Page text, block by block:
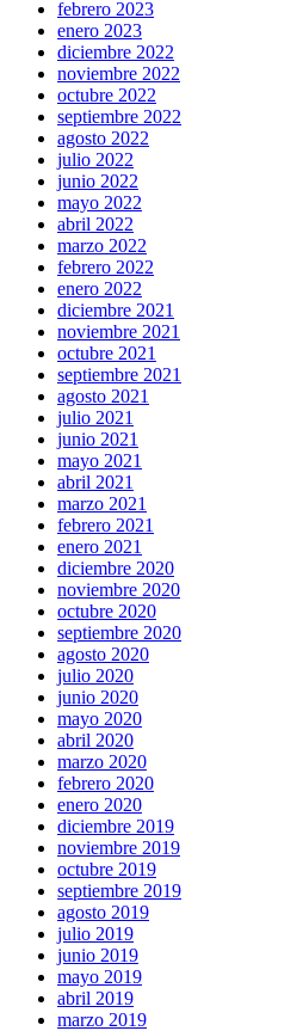
febrero 2023
enero 2023
diciembre 2022
noviembre 2022
octubre 2022
septiembre 2022
agosto 2022
julio 2022
junio 2022
mayo 2022
abril 2022
marzo 2022
febrero 2022
enero 2022
diciembre 2021
noviembre 2021
octubre 2021
septiembre 2021
agosto 2021
julio 2021
junio 2021
mayo 2021
abril 2021
marzo 2021
febrero 2021
enero 2021
diciembre 2020
noviembre 2020
octubre 2020
septiembre 2020
agosto 2020
julio 2020
junio 2020
mayo 2020
abril 2020
marzo 2020
febrero 2020
enero 2020
diciembre 2019
noviembre 2019
octubre 2019
septiembre 2019
agosto 2019
julio 2019
junio 2019
mayo 2019
abril 2019
marzo 2019